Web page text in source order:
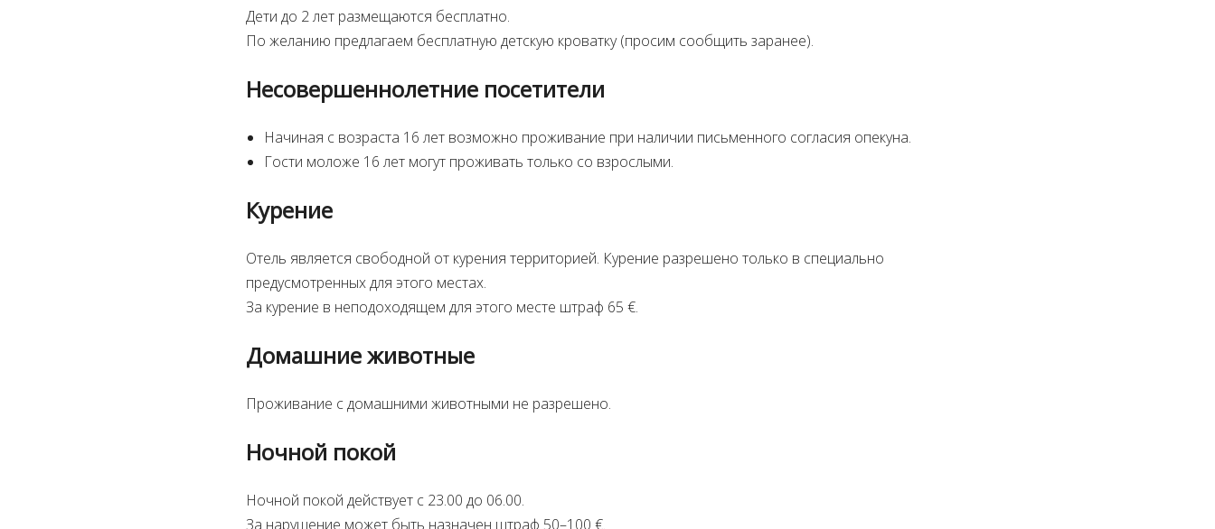
Дети до 2 лет размещаются бесплатно.
По желанию предлагаем бесплатную детскую кроватку (просим сообщить заранее).
Несовершеннолетние посетители
Начиная с возраста 16 лет возможно проживание при наличии письменного согласия опекуна.
Гости моложе 16 лет могут проживать только со взрослыми.
Курение
Отель является свободной от курения территорией. Курение разрешено только в специально
предусмотренных для этого местах.
За курение в неподоходящем для этого месте штраф 65 €.
Домашние животные
Проживание с домашними животными не разрешено.
Ночной покой
Ночной покой действует с 23.00 до 06.00.
За нарушение может быть назначен штраф 50–100 €.